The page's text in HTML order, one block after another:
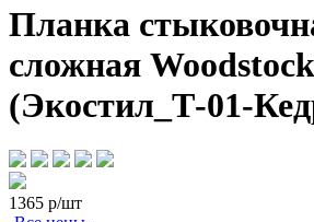
Планка
сложная
(Экостил_Т-01-
1365 р/шт